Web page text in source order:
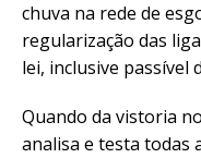
chuva na rede de
regularização das
lei, inclusive passível
Quando da vistoria
analisa e testa todas